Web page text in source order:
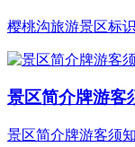
樱桃沟旅游景区标
景区简介牌游客
景区简介牌游客须